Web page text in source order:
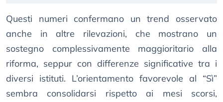
Questi numeri confermano un trend osservato
anche in altre rilevazioni, che mostrano un
sostegno complessivamente maggioritario alla
riforma, seppur con differenze significative tra i
diversi istituti. L’orientamento favorevole al “Sì”
sembra consolidarsi rispetto ai mesi scorsi,